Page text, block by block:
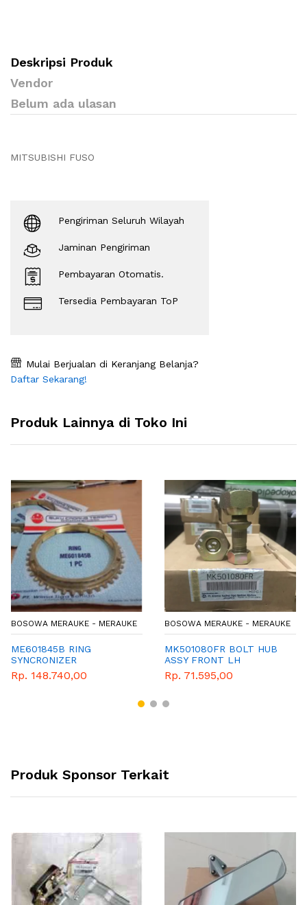
Deskripsi Produk
Vendor
Belum ada ulasan
MITSUBISHI FUSO
Pengiriman Seluruh Wilayah
Jaminan Pengiriman
Pembayaran Otomatis.
Tersedia Pembayaran ToP
Mulai Berjualan di Keranjang Belanja?
Daftar Sekarang!
Produk Lainnya di Toko Ini
BOSOWA MERAUKE - MERAUKE
ME601845B RING
SYNCRONIZER
Rp. 148.740,00
BOSOWA MERAUKE - MERAUKE
MK501080FR BOLT HUB
ASSY FRONT LH
Rp. 71.595,00
Produk Sponsor Terkait